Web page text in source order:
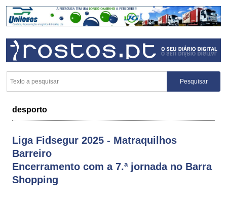
desporto
Liga Fidsegur 2025 - Matraquilhos
Barreiro
Encerramento com a 7.ª jornada no Barra
Shopping